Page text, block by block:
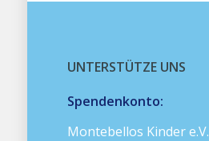
UNTERSTÜTZE UNS
Spendenkonto:
Montebellos Kinder e.V.